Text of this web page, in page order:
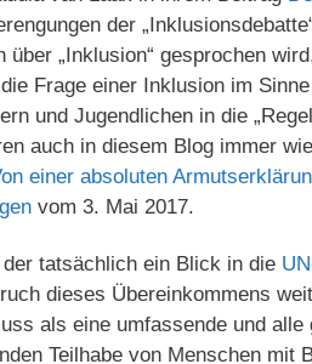
der
„Inklusion“ gesprochen
Frage einer Inklusion im
und Jugendlichen in die
auch in diesem Blog immer
einer absoluten
vom 3. Mai 2017.
tatsächlich ein Blick in die
dieses Übereinkommens
als eine umfassende und
Teilhabe von Menschen mit